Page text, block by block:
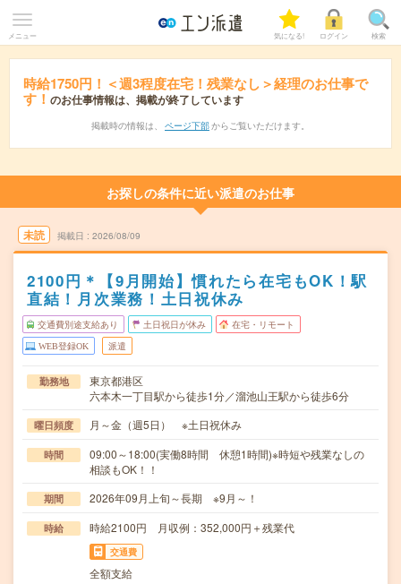
メニュー 気になる! ログイン 検索
時給1750円！＜週3程度在宅！残業なし＞経理のお仕事で
す！ のお仕事情報は、掲載が終了しています
掲載時の情報は、 ページ下部 からご覧いただけます。
お探しの条件に近い派遣のお仕事
未読 掲載日 2026/08/09
2100円＊【9月開始】慣れたら在宅もOK！駅
直結！月次業務！土日祝休み
交通費別途支給あり 土日祝日が休み 在宅・リモート
WEB登録OK 派遣
勤務地
東京都港区
六本木一丁目駅から徒歩1分／溜池山王駅から徒歩6分
曜日頻度 月～金（週5日） ※土日祝休み
時間
09:00～18:00(実働8時間 休憩1時間)※時短や残業なしの
相談もOK！！
期間 2026年09月上旬～長期 ※9月～！
時給 時給2100円 月収例：352,000円＋残業代
交通費
全額支給